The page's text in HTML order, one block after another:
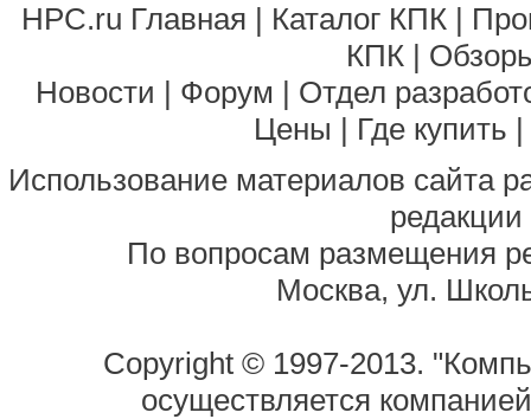
HPC.ru Главная | Каталог КПК |
КПК |
Новости | Форум | Отдел
Цены | Где купить |
Использование материалов сайта
По вопросам размещения
Москва, ул.
Copyright © 1997-2013.
осуществляется